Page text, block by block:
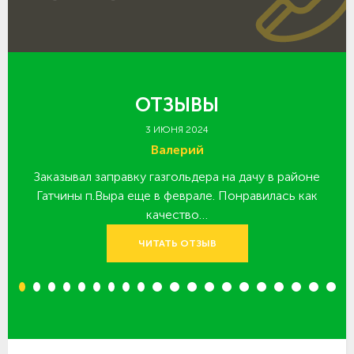
ОТЗЫВЫ
3 ИЮНЯ 2024
Валерий
Заказывал заправку газгольдера на дачу в районе
Гатчины п.Выра еще в феврале. Понравилась как
качество…
ЧИТАТЬ ОТЗЫВ
1 2 3 4 5 6 7 8 9 10 11 12 13 14 15 16 17 18 19 20